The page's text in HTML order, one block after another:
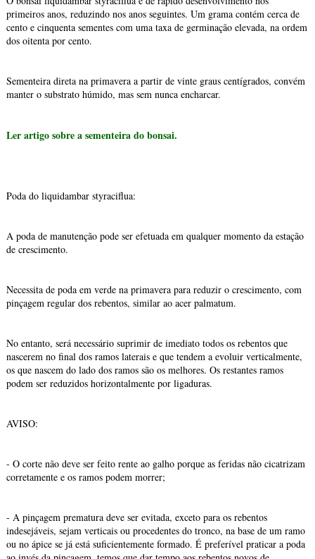
primeiros anos, reduzindo nos anos seguintes. Um grama contém cerca de
cento e cinquenta sementes com uma taxa de germinação elevada, na ordem
dos oitenta por cento.
Sementeira direta na primavera a partir de vinte graus centígrados, convém
manter o substrato húmido, mas sem nunca encharcar.
Ler artigo sobre a sementeira do bonsai.
Poda do liquidambar styraciflua:
A poda de manutenção pode ser efetuada em qualquer momento da estação
de crescimento.
Necessita de poda em verde na primavera para reduzir o crescimento, com
pinçagem regular dos rebentos, similar ao acer palmatum.
No entanto, será necessário suprimir de imediato todos os rebentos que
nascerem no final dos ramos laterais e que tendem a evoluir verticalmente,
os que nascem do lado dos ramos são os melhores. Os restantes ramos
podem ser reduzidos horizontalmente por ligaduras.
AVISO:
- O corte não deve ser feito rente ao galho porque as feridas não cicatrizam
corretamente e os ramos podem morrer;
- A pinçagem prematura deve ser evitada, exceto para os rebentos
indesejáveis, sejam verticais ou procedentes do tronco, na base de um ramo
ou no ápice se já está suficientemente formado. É preferível praticar a poda